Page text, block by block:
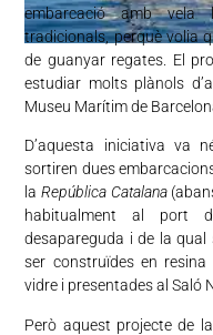
embarcació amb vela
tradicionals, perquè volia
de guanyar regates. El
estudiar molts plànols
Museu Marítim de
D’aquesta iniciativa va
sortiren dues
laRepública Catalana
habitualment al port
desapareguda i de la qual
ser construïdes en
vidre i presentades al Saló
Però aquest projecte de